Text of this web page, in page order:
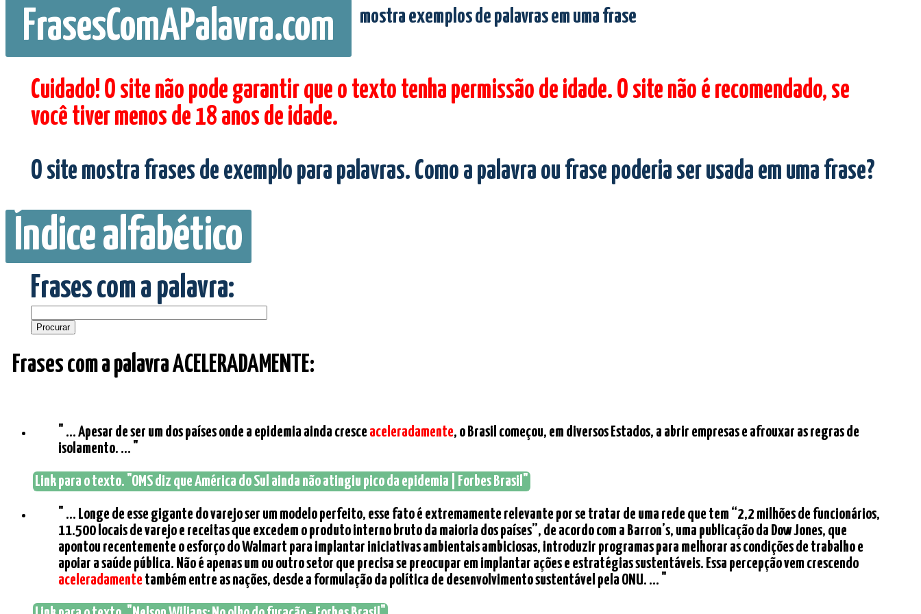
FrasesComAPalavra.com mostra exemplos de palavras em uma frase
Cuidado! O site não pode garantir que o texto tenha permissão de idade. O site não é recomendado, se
você tiver menos de 18 anos de idade.
O site mostra frases de exemplo para palavras. Como a palavra ou frase poderia ser usada em uma frase?
Índice alfabético
Frases com a palavra:
Frases com a palavra ACELERADAMENTE:
" ... Apesar de ser um dos países onde a epidemia ainda cresce aceleradamente, o Brasil começou, em diversos Estados, a abrir empresas e afrouxar as regras de
isolamento. ... "
Link para o texto. "OMS diz que América do Sul ainda não atingiu pico da epidemia | Forbes Brasil"
" ... Longe de esse gigante do varejo ser um modelo perfeito, esse fato é extremamente relevante por se tratar de uma rede que tem “2,2 milhões de funcionários,
11.500 locais de varejo e receitas que excedem o produto interno bruto da maioria dos países”, de acordo com a Barron’s, uma publicação da Dow Jones, que
apontou recentemente o esforço do Walmart para implantar iniciativas ambientais ambiciosas, introduzir programas para melhorar as condições de trabalho e
apoiar a saúde pública. Não é apenas um ou outro setor que precisa se preocupar em implantar ações e estratégias sustentáveis. Essa percepção vem crescendo
aceleradamente também entre as nações, desde a formulação da política de desenvolvimento sustentável pela ONU. ... "